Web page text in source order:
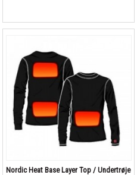
Nordic Heat Base Layer Top / Undertrøje